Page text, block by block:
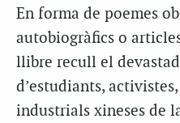
En forma de poemes
autobiogràfics o
llibre recull el
d’estudiants,
industrials xineses de